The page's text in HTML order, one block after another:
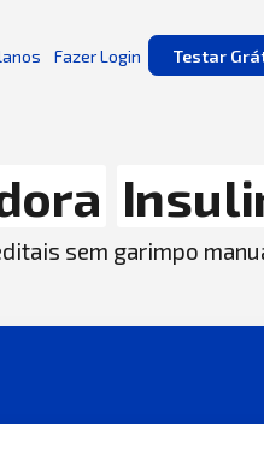
Fazer Login Testar
sem garimpo